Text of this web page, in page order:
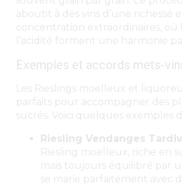
aboutit à des vins d’une richesse
concentration extraordinaires, où
l’acidité forment une harmonie
Exemples et accords mets-
Les Rieslings moelleux et
parfaits pour accompagner des
sucrés. Voici quelques exemples
Riesling Vendanges
Riesling moelleux, riche en
mais toujours équilibré par
se marie parfaitement avec